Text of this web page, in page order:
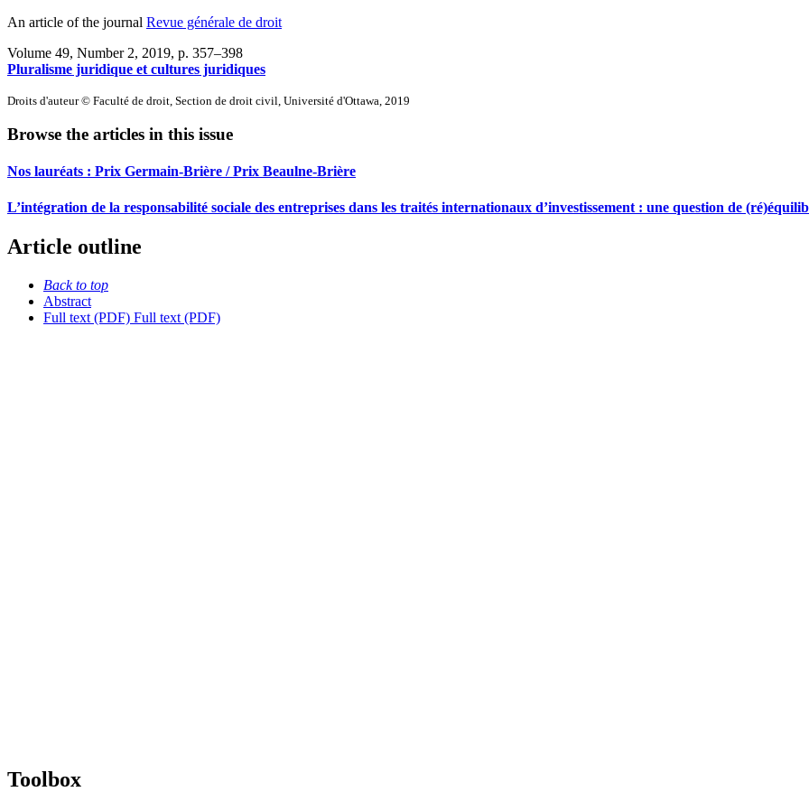
An article of the journal Revue générale de droit
Volume 49, Number 2, 2019, p. 357–398
Pluralisme juridique et cultures juridiques
Droits d'auteur © Faculté de droit, Section de droit civil, Université d'Ottawa, 2019
Browse the articles in this issue
Nos lauréats : Prix Germain-Brière / Prix Beaulne-Brière
L’intégration de la responsabilité sociale des entreprises dans les traités internationaux d’investissement : une question de
Article outline
Back to top
Abstract
Full text (PDF) Full text (PDF)
Toolbox